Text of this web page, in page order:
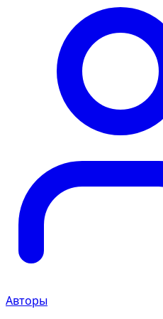
Авторы